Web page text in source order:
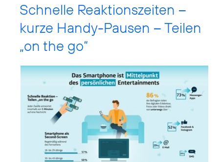
Schnelle Reaktionszeiten –
kurze Handy-Pausen – Teilen
„on the go“